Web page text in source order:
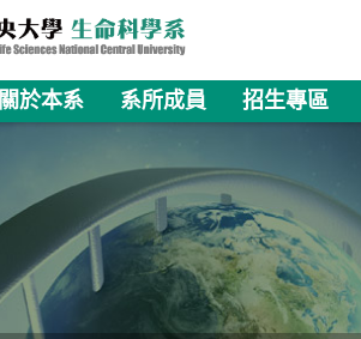
關於本系 系所成員 招生專區